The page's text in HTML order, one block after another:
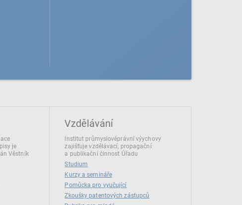
je
Věstník
Vzdělávání
Institut průmyslověprávní výychovy
zajišťuje vzdělávací, propagační
a publikační činnost Úřadu
Studium
Kurzy a semináře
Pomůcka pro vyučující
Zkoušky patentových zástupců